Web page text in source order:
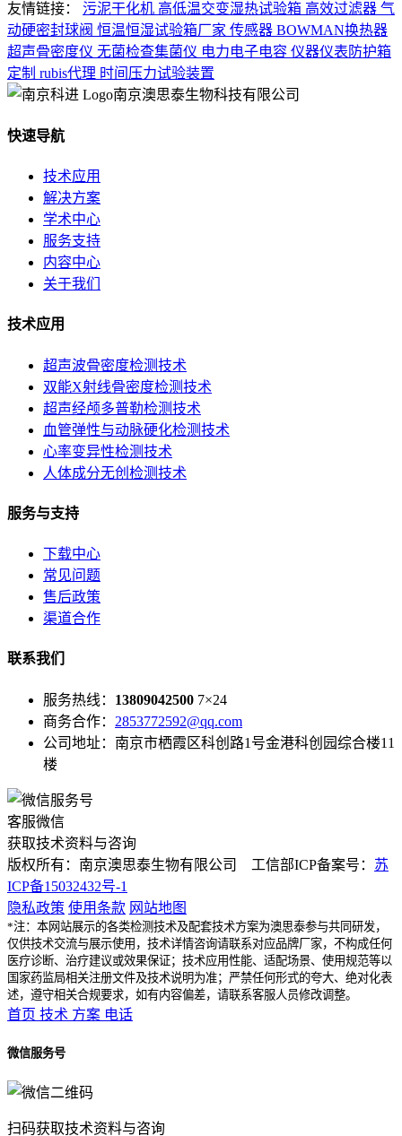
友情链接：
污泥干化机 高低温交变湿热试验箱 高效过滤器 气
动硬密封球阀 恒温恒湿试验箱厂家 传感器 BOWMAN换热器
超声骨密度仪 无菌检查集菌仪 电力电子电容 仪器仪表防护箱
定制 rubis代理 时间压力试验装置
南京澳思泰生物科技有限公司
快速导航
技术应用
解决方案
学术中心
服务支持
内容中心
关于我们
技术应用
超声波骨密度检测技术
双能X射线骨密度检测技术
超声经颅多普勒检测技术
血管弹性与动脉硬化检测技术
心率变异性检测技术
人体成分无创检测技术
服务与支持
下载中心
常见问题
售后政策
渠道合作
联系我们
服务热线： 13809042500 7×24
商务合作： 2853772592@qq.com
公司地址：南京市栖霞区科创路1号金港科创园综合楼11
楼
客服微信
获取技术资料与咨询
版权所有：南京澳思泰生物有限公司 工信部ICP备案号： 苏
ICP备15032432号-1
隐私政策 使用条款 网站地图
*注：本网站展示的各类检测技术及配套技术方案为澳思泰参与共同研发，
仅供技术交流与展示使用，技术详情咨询请联系对应品牌厂家，不构成任何
医疗诊断、治疗建议或效果保证；技术应用性能、适配场景、使用规范等以
国家药监局相关注册文件及技术说明为准；严禁任何形式的夸大、绝对化表
述，遵守相关合规要求，如有内容偏差，请联系客服人员修改调整。
首页 技术 方案 电话
微信服务号
扫码获取技术资料与咨询